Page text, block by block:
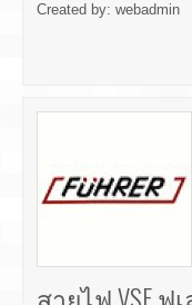
Created by: webadmin